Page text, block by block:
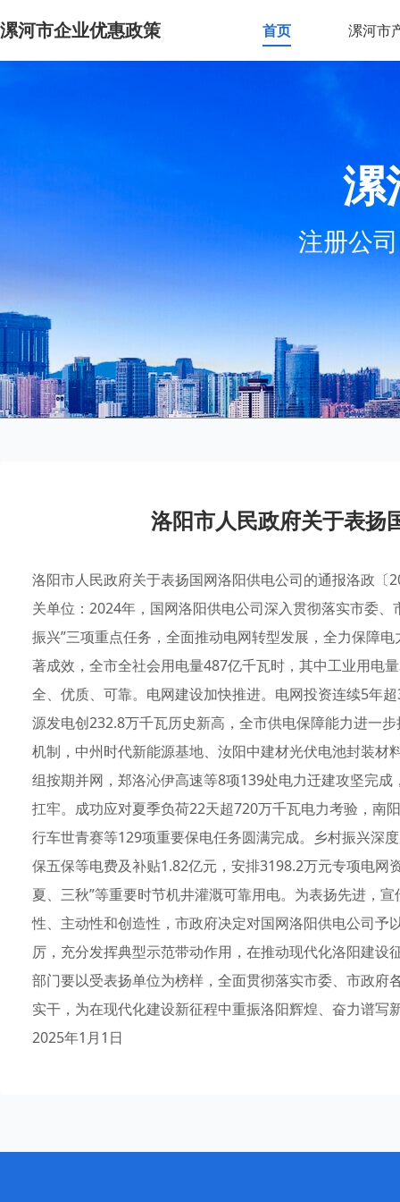
漯河市企业优惠政策 首页 漯河市
漯
注册公
洛阳市人民政府关于表扬
洛阳市人民政府关于表扬国网洛阳供电公司的通报洛政
关单位：2024年，国网洛阳供电公司深入贯彻落实市委
振兴”三项重点任务，全面推动电网转型发展，全力保障
著成效，全市全社会用电量487亿千瓦时，其中工业用电
全、优质、可靠。电网建设加快推进。电网投资连续5年
源发电创232.8万千瓦历史新高，全市供电保障能力进一
机制，中州时代新能源基地、汝阳中建材光伏电池封装
组按期并网，郑洛沁伊高速等8项139处电力迁建攻坚完
扛牢。成功应对夏季负荷22天超720万千瓦电力考验，南
行车世青赛等129项重要保电任务圆满完成。乡村振兴深
保五保等电费及补贴1.82亿元，安排3198.2万元专项电网
夏、三秋”等重要时节机井灌溉可靠用电。为表扬先进，
性、主动性和创造性，市政府决定对国网洛阳供电公司
厉，充分发挥典型示范带动作用，在推动现代化洛阳建
部门要以受表扬单位为榜样，全面贯彻落实市委、市政
实干，为在现代化建设新征程中重振洛阳辉煌、奋力谱
2025年1月1日